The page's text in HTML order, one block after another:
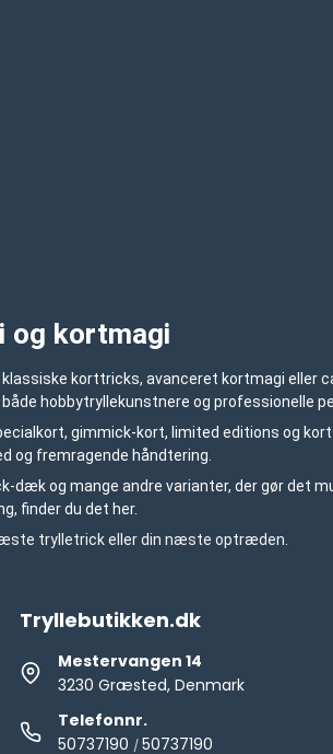
og kortmagi
korttricks, avanceret kortmagi eller
hobbytryllekunstnere og professionelle
gimmick-kort, limited editions og
og fremragende håndtering.
og mange andre varianter, der gør det
finder du det her.
trylletrick eller din næste optræden.
Tryllebutikken.dk
Mestervangen 14
3230 Græsted, Denmark
Telefonnr.
50737190 /50737190